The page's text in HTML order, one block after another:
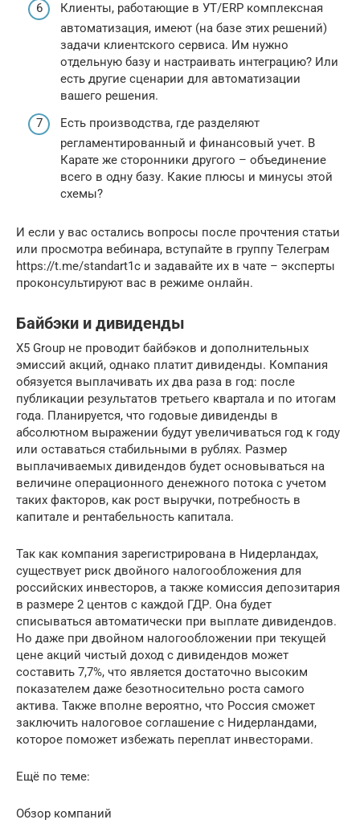
Клиенты, работающие в УТ/ERP комплексная
автоматизация, имеют (на базе этих решений)
задачи клиентского сервиса. Им нужно
отдельную базу и настраивать интеграцию? Или
есть другие сценарии для автоматизации
вашего решения.
Есть производства, где разделяют
регламентированный и финансовый учет. В
Карате же сторонники другого – объединение
всего в одну базу. Какие плюсы и минусы этой
схемы?
И если у вас остались вопросы после прочтения статьи
или просмотра вебинара, вступайте в группу Телеграм
https://t.me/standart1c и задавайте их в чате – эксперты
проконсультируют вас в режиме онлайн.
Байбэки и дивиденды
X5 Group не проводит байбэков и дополнительных
эмиссий акций, однако платит дивиденды. Компания
обязуется выплачивать их два раза в год: после
публикации результатов третьего квартала и по итогам
года. Планируется, что годовые дивиденды в
абсолютном выражении будут увеличиваться год к году
или оставаться стабильными в рублях. Размер
выплачиваемых дивидендов будет основываться на
величине операционного денежного потока с учетом
таких факторов, как рост выручки, потребность в
капитале и рентабельность капитала.
Так как компания зарегистрирована в Нидерландах,
существует риск двойного налогообложения для
российских инвесторов, а также комиссия депозитария
в размере 2 центов с каждой ГДР. Она будет
списываться автоматически при выплате дивидендов.
Но даже при двойном налогообложении при текущей
цене акций чистый доход с дивидендов может
составить 7,7%, что является достаточно высоким
показателем даже безотносительно роста самого
актива. Также вполне вероятно, что Россия сможет
заключить налоговое соглашение с Нидерландами,
которое поможет избежать переплат инвесторами.
Ещё по теме:
Обзор компаний